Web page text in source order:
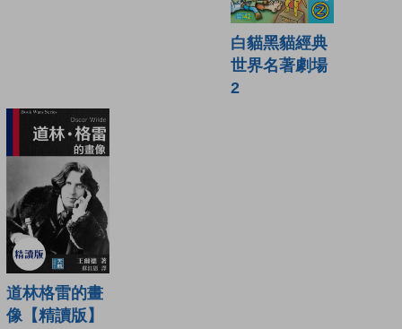
白貓黑貓經典
世界名著劇場
2
道林格雷的畫
像【精讀版】